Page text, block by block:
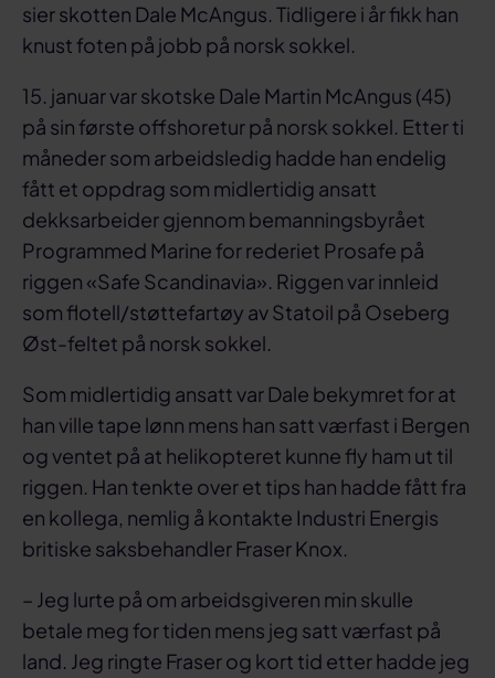
sier skotten Dale McAngus. Tidligere i år fikk han
knust foten på jobb på norsk sokkel.
15. januar var skotske Dale Martin McAngus (45)
på sin første offshoretur på norsk sokkel. Etter ti
måneder som arbeidsledig hadde han endelig
fått et oppdrag som midlertidig ansatt
dekksarbeider gjennom bemanningsbyrået
Programmed Marine for rederiet Prosafe på
riggen «Safe Scandinavia». Riggen var innleid
som flotell/støttefartøy av Statoil på Oseberg
Øst-feltet på norsk sokkel.
Som midlertidig ansatt var Dale bekymret for at
han ville tape lønn mens han satt værfast i Bergen
og ventet på at helikopteret kunne fly ham ut til
riggen. Han tenkte over et tips han hadde fått fra
en kollega, nemlig å kontakte Industri Energis
britiske saksbehandler Fraser Knox.
– Jeg lurte på om arbeidsgiveren min skulle
betale meg for tiden mens jeg satt værfast på
land. Jeg ringte Fraser og kort tid etter hadde jeg